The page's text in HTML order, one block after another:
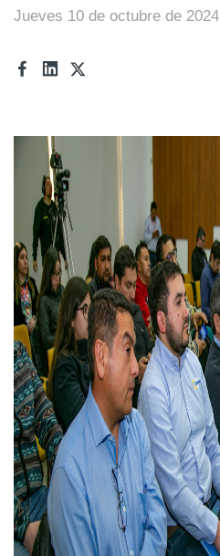
Jueves 10 de octubre de 2024